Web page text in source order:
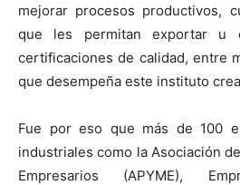
mejorar procesos productivos,
que les permitan exportar u
certificaciones de calidad, entre
que desempeña este instituto
Fue por eso que más de 100
industriales como la Asociación
Empresarios (APYME),